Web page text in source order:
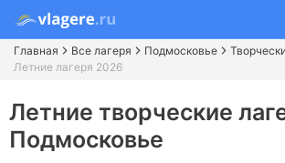
Главная Все лагеря Подмосковье
Летние лагеря 2026
Летние творческие
Подмосковье